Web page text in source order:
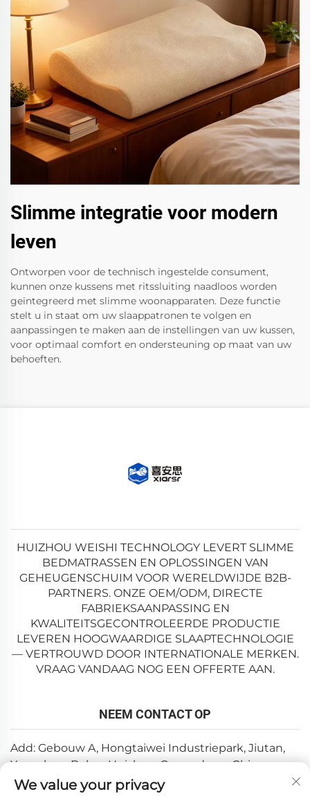
Slimme integratie voor modern
leven
Ontworpen voor de technisch ingestelde consument,
kunnen onze kussens met ritssluiting naadloos worden
geïntegreerd met slimme woonapparaten. Deze functie
stelt u in staat om uw slaappatronen te volgen en
aanpassingen te maken aan de instellingen van uw kussen,
voor optimaal comfort en ondersteuning op maat van uw
behoeften.
HUIZHOU WEISHI TECHNOLOGY LEVERT SLIMME
BEDMATRASSEN EN OPLOSSINGEN VAN
GEHEUGENSCHUIM VOOR WERELDWIJDE B2B-
PARTNERS. ONZE OEM/ODM, DIRECTE
FABRIEKSAANPASSING EN
KWALITEITSGECONTROLEERDE PRODUCTIE
LEVEREN HOOGWAARDIGE SLAAPTECHNOLOGIE
— VERTROUWD DOOR INTERNATIONALE MERKEN.
VRAAG VANDAAG NOG EEN OFFERTE AAN.
NEEM CONTACT OP
Add: Gebouw A, Hongtaiwei Industriepark, Jiutan,
Yuanzhou, Boluo, Huizhou, Guangdong, China
E-mail:[email protected]
We value your privacy